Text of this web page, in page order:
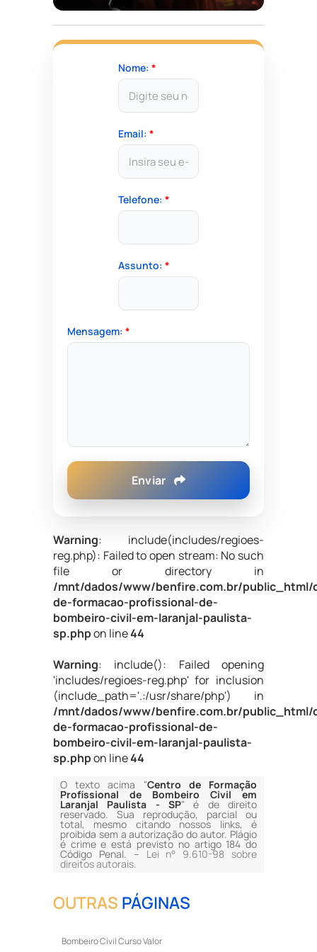
Nome: *
Email: *
Telefone: *
Assunto: *
Mensagem: *
Enviar
Warning: include(includes/regioes-
reg.php): Failed to open stream: No such
file or directory in
/mnt/dados/www/benfire.com.br/public_html/
de-formacao-profissional-de-
bombeiro-civil-em-laranjal-paulista-
sp.phpon line44
Warning: include(): Failed opening
'includes/regioes-reg.php' for inclusion
(include_path='.:/usr/share/php') in
/mnt/dados/www/benfire.com.br/public_html/
de-formacao-profissional-de-
bombeiro-civil-em-laranjal-paulista-
sp.phpon line44
O texto acima "Centro de Formação
Profissional de Bombeiro Civil em
Laranjal Paulista - SP" é de direito
reservado. Sua reprodução, parcial ou
total, mesmo citando nossos links, é
proibida sem a autorização do autor. Plágio
é crime e está previsto no artigo 184 do
Código Penal. – Lei n° 9.610-98 sobre
direitos autorais.
OUTRAS PÁGINAS
Bombeiro Civil Curso Valor